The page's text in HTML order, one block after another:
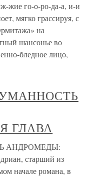
жие го-о-ро-да-а, и-и
мягко грассируя, с
на
шансонье во
бледное лицо,
ТУМАННОСТЬ
ГЛАВА
АНДРОМЕДЫ:
старший из
начале романа, в